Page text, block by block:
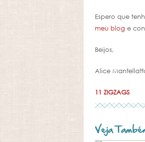
Espero que
meu blog e
Beijos,
Alice
11 ZIGZAGS
Veja